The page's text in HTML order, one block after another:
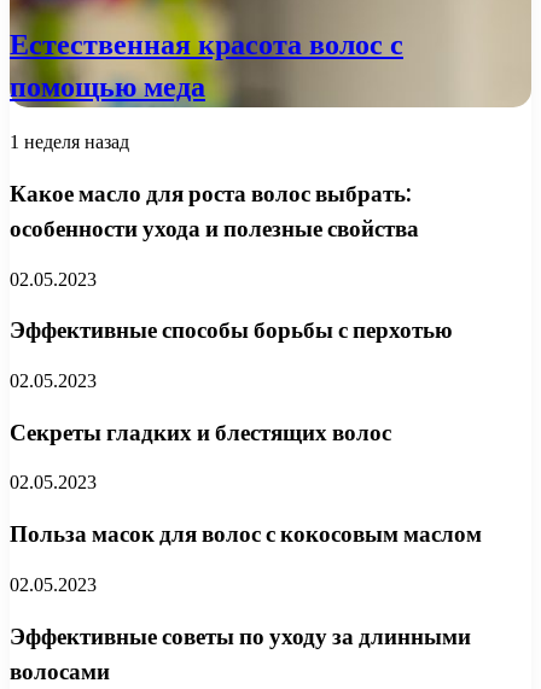
Естественная красота волос с
помощью меда
1 неделя назад
Какое масло для роста волос выбрать:
особенности ухода и полезные свойства
02.05.2023
Эффективные способы борьбы с перхотью
02.05.2023
Секреты гладких и блестящих волос
02.05.2023
Польза масок для волос с кокосовым маслом
02.05.2023
Эффективные советы по уходу за длинными
волосами